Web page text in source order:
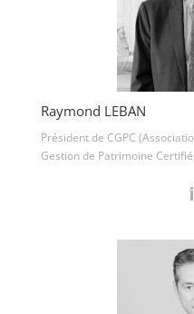
Raymond LEBAN
Président de CGPC
Gestion de Patrimoine